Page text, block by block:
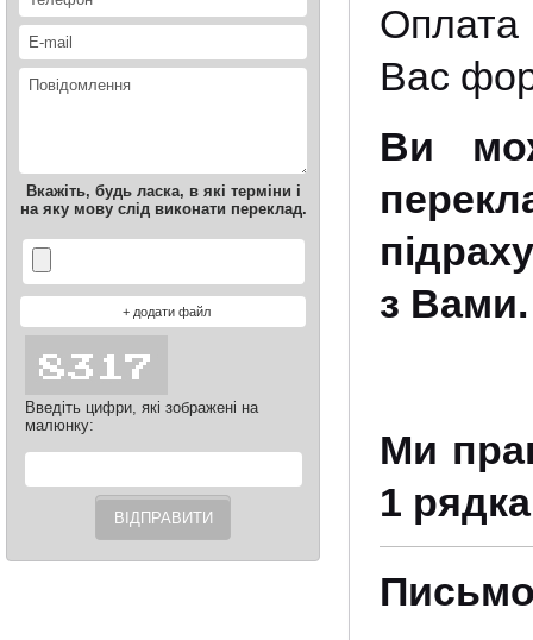
Вкажіть, будь ласка, в які терміни і
на яку мову слід виконати переклад.
Введіть цифри, які зображені на
малюнку:
Оплата
Вас
Ви
з Вами.
Ми
1